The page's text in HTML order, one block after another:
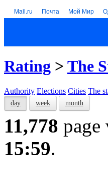
Mail.ru Почта Мой Мир
Rating > The
Authority Elections Cities The
day week month
11,778 page
15:59.